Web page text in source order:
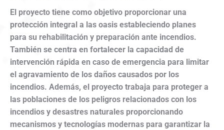
El proyecto tiene como objetivo proporcionar una
protección integral a las oasis estableciendo planes
para su rehabilitación y preparación ante incendios.
También se centra en fortalecer la capacidad de
intervención rápida en caso de emergencia para limitar
el agravamiento de los daños causados por los
incendios. Además, el proyecto trabaja para proteger a
las poblaciones de los peligros relacionados con los
incendios y desastres naturales proporcionando
mecanismos y tecnologías modernas para garantizar la